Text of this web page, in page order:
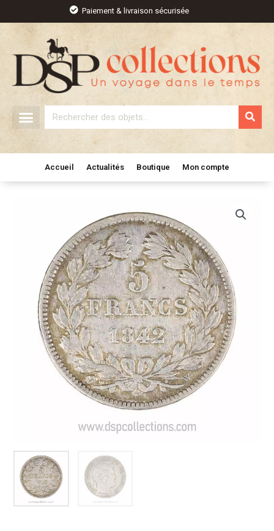
contenu
Paiement & livraison sécurisée
Rechercher
Accueil Actualités Boutique Mon compte